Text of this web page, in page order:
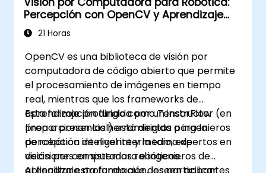
Percepción con OpenCV y Aprendizaje
Profundo
21 Horas
OpenCV es una biblioteca de visión por
computadora de código abierto que permite
el procesamiento de imágenes en tiempo
real, mientras que los frameworks de
aprendizaje profundo como TensorFlow
proporcionan las herramientas para la
percepción inteligente y la toma de
decisiones en sistemas robóticos.
Esta formación dirigida por un instructor (en
línea o presencial) está dirigida a ingenieros
de robótica de nivel intermedio, expertos en
visión por computadora e ingenieros de
aprendizaje profundo que deseen aplicar
Al finalizar esta formación, los participantes